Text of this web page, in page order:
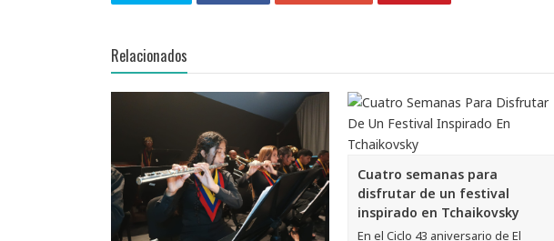
Relacionados
Cuatro semanas para
disfrutar de un festival
inspirado en Tchaikovsky
En el Ciclo 43 aniversario de El